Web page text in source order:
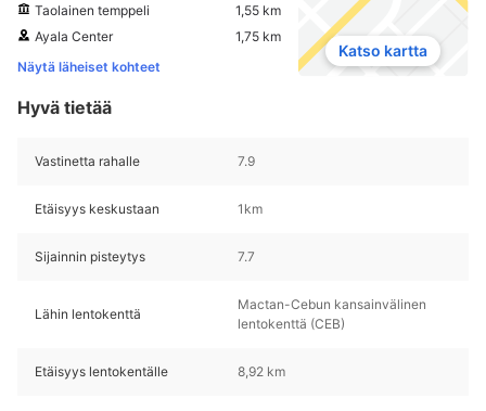
Taolainen temppeli
1,55 km
Ayala Center
1,75 km
Näytä läheiset kohteet
Katso kartta
Hyvä tietää
Vastinetta rahalle 7.9
Etäisyys keskustaan 1km
Sijainnin pisteytys 7.7
Lähin lentokenttä
Mactan-Cebun kansainvälinen
lentokenttä (CEB)
Etäisyys lentokentälle 8,92 km